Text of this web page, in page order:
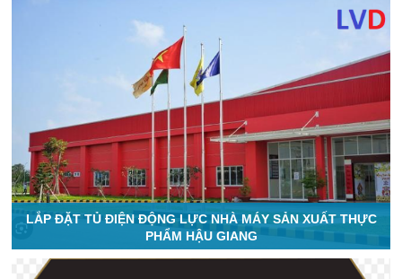
LẮP ĐẶT TỦ ĐIỆN ĐỘNG LỰC NHÀ MÁY SẢN XUẤT THỰC
PHẨM HẬU GIANG